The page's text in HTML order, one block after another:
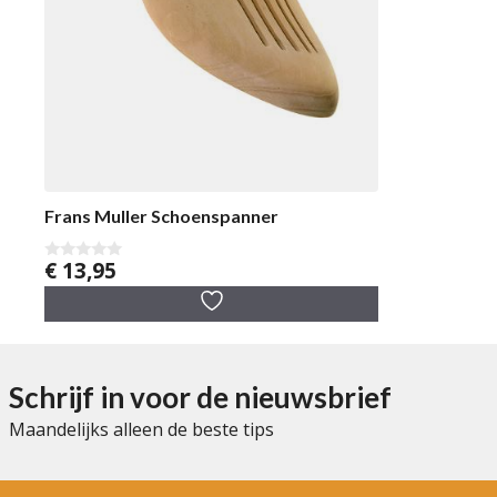
Frans Muller Schoenspanner
0
v
€ 13,95
Schrijf in voor de nieuwsbrief
Maandelijks alleen de beste tips